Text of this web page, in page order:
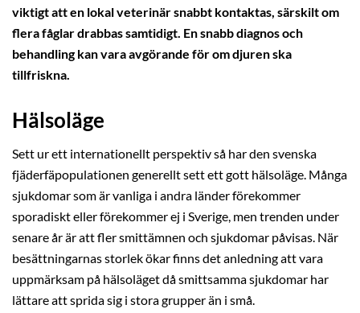
viktigt att en lokal veterinär snabbt kontaktas, särskilt om
flera fåglar drabbas samtidigt. En snabb diagnos och
behandling kan vara avgörande för om djuren ska
tillfriskna.
Hälsoläge
Sett ur ett internationellt perspektiv så har den svenska
fjäderfäpopulationen generellt sett ett gott hälsoläge. Många
sjukdomar som är vanliga i andra länder förekommer
sporadiskt eller förekommer ej i Sverige, men trenden under
senare år är att fler smittämnen och sjukdomar påvisas. När
besättningarnas storlek ökar finns det anledning att vara
uppmärksam på hälsoläget då smittsamma sjukdomar har
lättare att sprida sig i stora grupper än i små.